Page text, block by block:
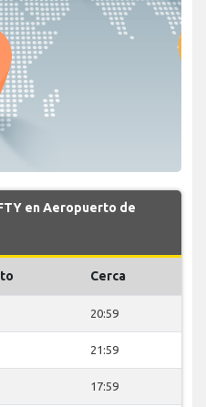
en Aeropuerto de
Cerca
20:59
21:59
17:59